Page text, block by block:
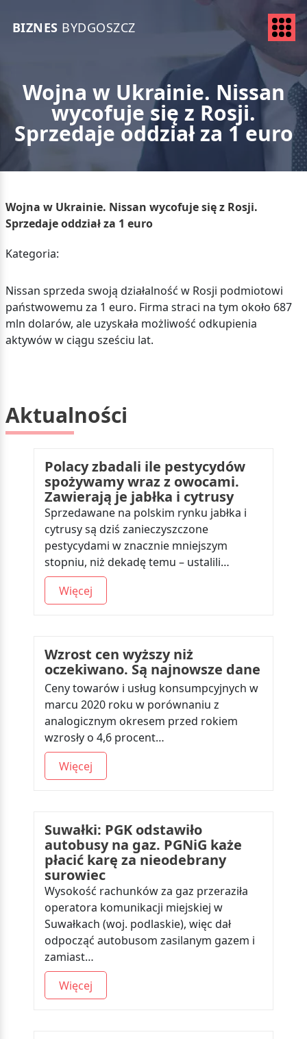
BIZNES BYDGOSZCZ
Wojna w Ukrainie. Nissan
wycofuje się z Rosji.
Sprzedaje oddział za 1 euro
Wojna w Ukrainie. Nissan wycofuje się z Rosji.
Sprzedaje oddział za 1 euro
Kategoria:
Nissan sprzeda swoją działalność w Rosji podmiotowi
państwowemu za 1 euro. Firma straci na tym około 687
mln dolarów, ale uzyskała możliwość odkupienia
aktywów w ciągu sześciu lat.
Aktualności
Polacy zbadali ile pestycydów
spożywamy wraz z owocami.
Zawierają je jabłka i cytrusy
Sprzedawane na polskim rynku jabłka i
cytrusy są dziś zanieczyszczone
pestycydami w znacznie mniejszym
stopniu, niż dekadę temu – ustalili…
Więcej
Wzrost cen wyższy niż
oczekiwano. Są najnowsze dane
Ceny towarów i usług konsumpcyjnych w
marcu 2020 roku w porównaniu z
analogicznym okresem przed rokiem
wzrosły o 4,6 procent…
Więcej
Suwałki: PGK odstawiło
autobusy na gaz. PGNiG każe
płacić karę za nieodebrany
surowiec
Wysokość rachunków za gaz przeraziła
operatora komunikacji miejskiej w
Suwałkach (woj. podlaskie), więc dał
odpocząć autobusom zasilanym gazem i
zamiast…
Więcej